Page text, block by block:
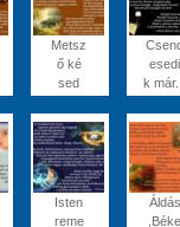
Metsz
ő ké
sed
esedi
k
Isten
reme
Áldás
,Béke